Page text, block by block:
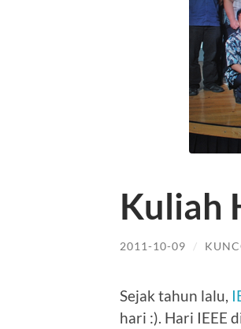
Kuliah
2011-10-09 /
Sejak tahun lalu,
hari :). Hari IEEE